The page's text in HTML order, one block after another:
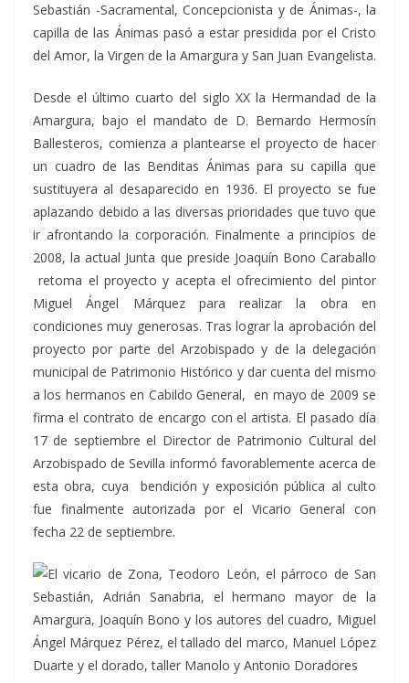
Sebastián -Sacramental, Concepcionista y de Ánimas-, la
capilla de las Ánimas pasó a estar presidida por el Cristo
del Amor, la Virgen de la Amargura y San Juan Evangelista.
Desde el último cuarto del siglo XX la Hermandad de la
Amargura, bajo el mandato de D. Bernardo Hermosín
Ballesteros, comienza a plantearse el proyecto de hacer
un cuadro de las Benditas Ánimas para su capilla que
sustituyera al desaparecido en 1936. El proyecto se fue
aplazando debido a las diversas prioridades que tuvo que
ir afrontando la corporación. Finalmente a principios de
2008, la actual Junta que preside Joaquín Bono Caraballo
retoma el proyecto y acepta el ofrecimiento del pintor
Miguel Ángel Márquez para realizar la obra en
condiciones muy generosas. Tras lograr la aprobación del
proyecto por parte del Arzobispado y de la delegación
municipal de Patrimonio Histórico y dar cuenta del mismo
a los hermanos en Cabildo General, en mayo de 2009 se
firma el contrato de encargo con el artista. El pasado día
17 de septiembre el Director de Patrimonio Cultural del
Arzobispado de Sevilla informó favorablemente acerca de
esta obra, cuya bendición y exposición pública al culto
fue finalmente autorizada por el Vicario General con
fecha 22 de septiembre.